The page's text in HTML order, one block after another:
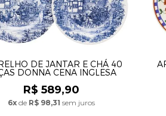
DE JANTAR E CHÁ 40
DONNA CENA INGLESA
R$ 589,90
6x de R$ 98,31 sem juros